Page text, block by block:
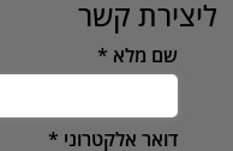
ליצירת קשר
שם מלא
דואר אלקטרוני